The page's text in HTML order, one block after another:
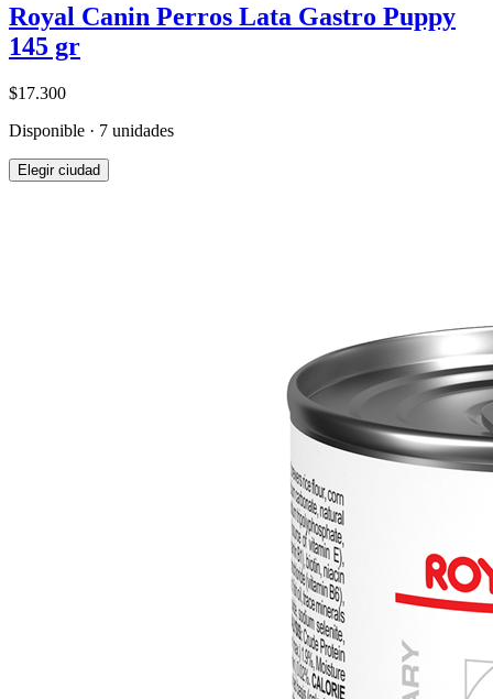
Royal Canin Perros Lata Gastro Puppy
145 gr
$17.300
Disponible · 7 unidades
Elegir ciudad